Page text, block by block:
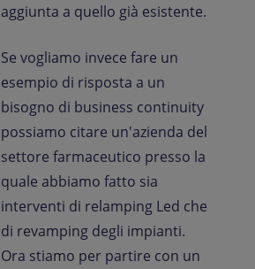
aggiunta a quello già esistente.
Se vogliamo invece fare un
esempio di risposta a un
bisogno di business continuity
possiamo citare un'azienda del
settore farmaceutico presso la
quale abbiamo fatto sia
interventi di relamping Led che
di revamping degli impianti.
Ora stiamo per partire con un